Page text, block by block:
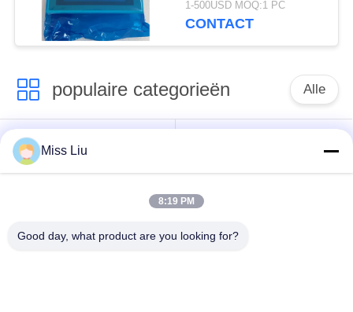
AANRAKINGScommissie
1-500USD MOQ:1 PC
CONTACT
populaire categorieën Alle
industriële
servomotor
Miss Liu
8:19 PM
Good day, what product are you looking for?